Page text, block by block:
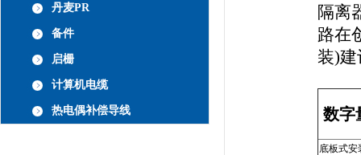
丹麦PR
备件
启栅
计算机电缆
热电偶补偿导线
隔离
路在
装)建
数字
底板式